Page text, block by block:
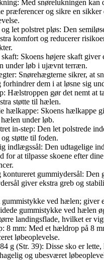
Med snørelukningen kan
præferencer og sikre en sikker
og let polstret pløs: Den
komfort og reducerer
Skoens højere skaft giver
under løb i ujævnt terræn.
Snørehægterne sikrer, at
forhindrer dem i at løsne sig
Hælstroppen gør det nemt at
støtte til hælen.
hælkappe: Skoens hælkappe
under løb.
in-step: Den let polstrede
støtte til foden.
indlægssål: Den udtagelige
for at tilpasse skoene efter
kontureret gummiydersål: Den
giver ekstra greb og
ved hælen; giver
gummistykke ved hælen
landingsflade, hvilket er
8 mm: Med et hældrop på 8
løbeoplevelse.
g (Str. 39): Disse sko er
og ubesværet